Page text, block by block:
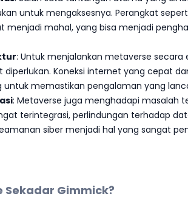
untuk mengaksesnya. Perangkat
menjadi mahal, yang bisa menjadi
: Untuk menjalankan metaverse
diperlukan. Koneksi internet yang cepat
untuk memastikan pengalaman yang
: Metaverse juga menghadapi masalah
terintegrasi, perlindungan terhadap
siber menjadi hal yang sangat
Gimmick?